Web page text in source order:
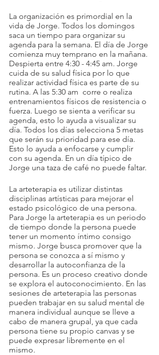
La organización es primordial en la
vida de Jorge. Todos los domingos
saca un tiempo para organizar su
agenda para la semana. El día de Jorge
comienza muy temprano en la mañana.
Despierta entre 4:30 - 4:45 am. Jorge
cuida de su salud física por lo que
realizar actividad física es parte de su
rutina. A las 5:30 am  corre o realiza
entrenamientos físicos de resistencia o
fuerza. Luego se sienta a verificar su
agenda, esto lo ayuda a visualizar su
día. Todos los días selecciona 5 metas
que serán su prioridad para ese día.
Esto lo ayuda a enfocarse y cumplir
con su agenda. En un día típico de
Jorge una taza de café no puede faltar.
La arteterapia es utilizar distintas
disciplinas artísticas para mejorar el
estado psicológico de una persona.
Para Jorge la arteterapia es un periodo
de tiempo donde la persona puede
tener un momento íntimo consigo
mismo. Jorge busca promover que la
persona se conozca a sí mismo y
desarrollar la autoconfianza de la
persona. Es un proceso creativo donde
se explora el autoconocimiento. En las
sesiones de arteterapia las personas
pueden trabajar en su salud mental de
manera individual aunque se lleve a
cabo de manera grupal, ya que cada
persona tiene su propio canvas y se
puede expresar libremente en el
mismo.